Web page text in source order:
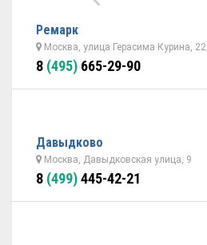
Ремарк
Москва, улица Герасима Курина, 22
8 (495) 665-29-90
Давыдково
Москва, Давыдковская улица, 9
8 (499)445-42-21